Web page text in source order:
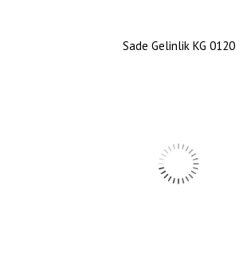
Sade Gelinlik KG 0120